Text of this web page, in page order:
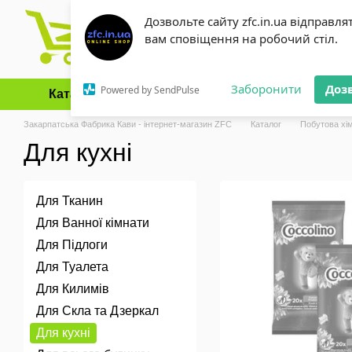
Дозвольте сайту zfc.in.ua
вам сповіщення на робочий стіл.
Powered by SendPulse Заборонити
Перейти до основного контенту
Каталог Оплата і доставка Обмін та повернення
Закарпатська Фабрика Кави - інтернет-магазин ZFC Каталог Побутова
Для кухні
Для Тканин
Для Ванної кімнати
Для Підлоги
Для Туалета
Для Килимів
Для Скла та Дзеркал
Для кухні